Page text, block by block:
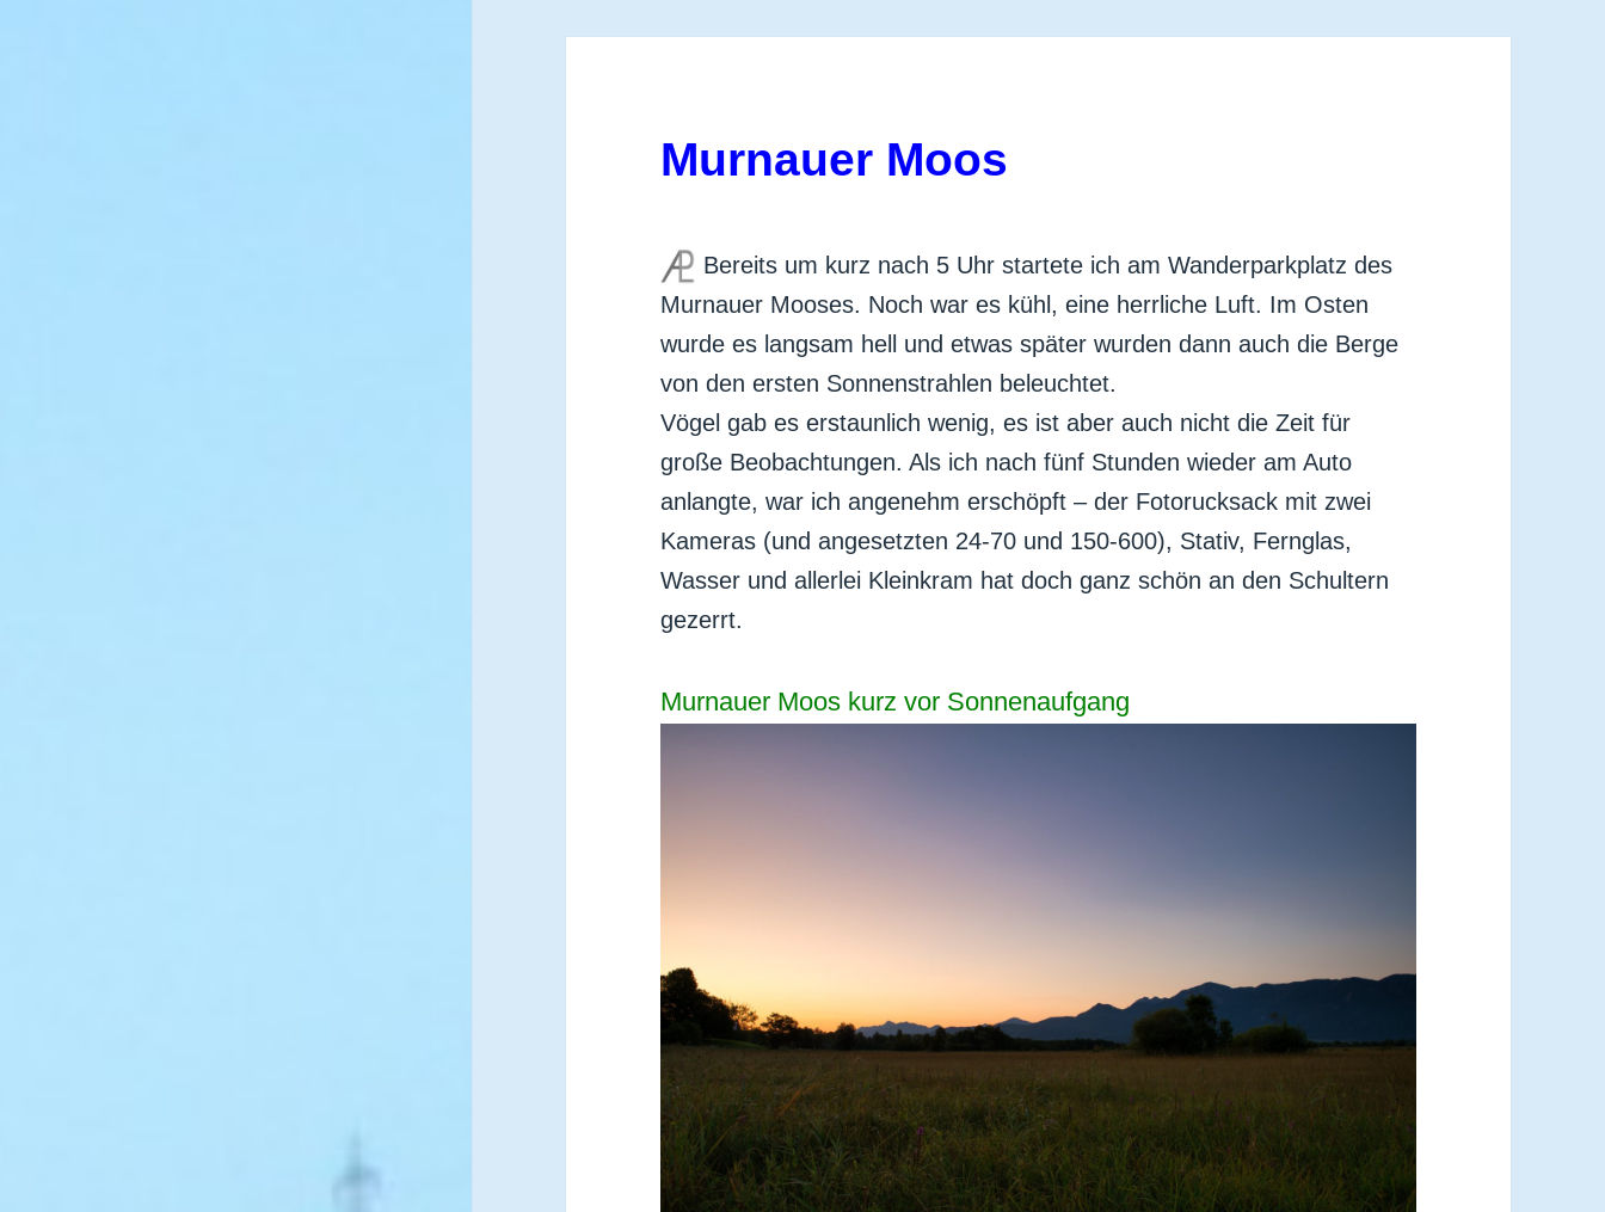
Murnauer Moos
Bereits um kurz nach 5 Uhr startete ich am Wanderparkplatz des
Murnauer Mooses. Noch war es kühl, eine herrliche Luft. Im Osten
wurde es langsam hell und etwas später wurden dann auch die Berge
von den ersten Sonnenstrahlen beleuchtet.
Vögel gab es erstaunlich wenig, es ist aber auch nicht die Zeit für
große Beobachtungen. Als ich nach fünf Stunden wieder am Auto
anlangte, war ich angenehm erschöpft – der Fotorucksack mit zwei
Kameras (und angesetzten 24-70 und 150-600), Stativ, Fernglas,
Wasser und allerlei Kleinkram hat doch ganz schön an den Schultern
gezerrt.
Murnauer Moos kurz vor Sonnenaufgang